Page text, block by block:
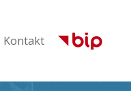
Kontakt
Kontakt